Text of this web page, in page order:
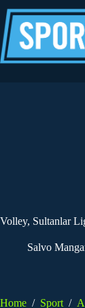
al
contenuto
Volley, Sultanlar
Salvo
Home / Sport /